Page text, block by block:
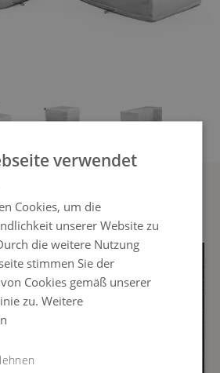
Schutzbezüge
verwendet
Cookies, um die
unserer Website zu
die weitere Nutzung
stimmen Sie der
Cookies gemäß unserer
zu.Weitere